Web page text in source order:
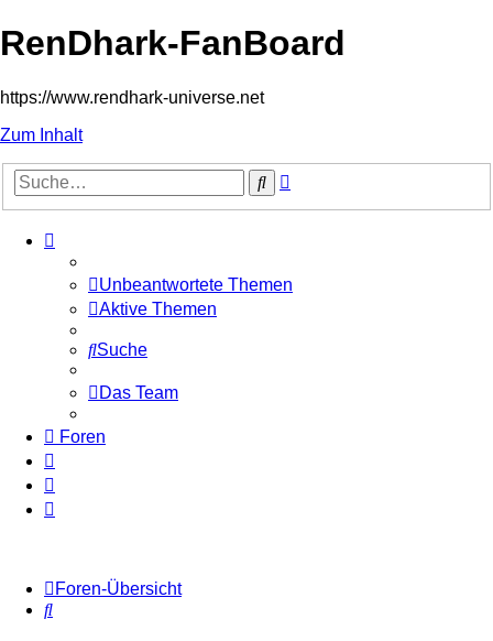
RenDhark-FanBoard
https://www.rendhark-universe.net
Zum Inhalt
Suche
Unbeantwortete Themen
Aktive Themen
Suche
Das Team
Foren
Foren-Übersicht
Suche